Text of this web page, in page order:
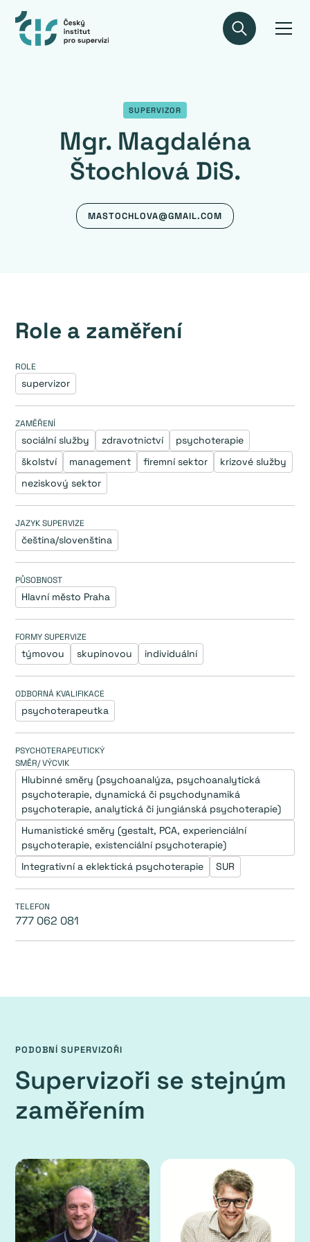
SUPERVIZOR
Mgr. Magdaléna
Štochlová DiS.
MASTOCHLOVA@GMAIL.COM
Role a zaměření
ROLE
supervizor
ZAMĚŘENÍ
sociální služby zdravotnictví
psychoterapie
školství
management firemní sektor
krizové služby
neziskový sektor
JAZYK SUPERVIZE
čeština/slovenština
PŮSOBNOST
Hlavní město Praha
FORMY SUPERVIZE
týmovou skupinovou individuální
ODBORNÁ KVALIFIKACE
psychoterapeutka
PSYCHOTERAPEUTICKÝ
SMĚR/ VÝCVIK
Hlubinné směry (psychoanalýza, psychoanalytická
psychoterapie, dynamická či psychodynamiká
psychoterapie, analytická či jungiánská psychoterapie)
Humanistické směry (gestalt, PCA, experienciální
psychoterapie, existenciální psychoterapie)
Integrativní a eklektická psychoterapie
SUR
TELEFON
777 062 081
PODOBNÍ SUPERVIZOŘI
Supervizoři se stejným
zaměřením